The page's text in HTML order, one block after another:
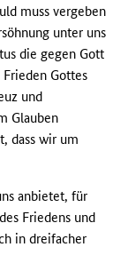
muss vergeben
unter uns
die gegen Gott
Gottes
und
Glauben
dass wir um
anbietet, für
Friedens und
in dreifacher